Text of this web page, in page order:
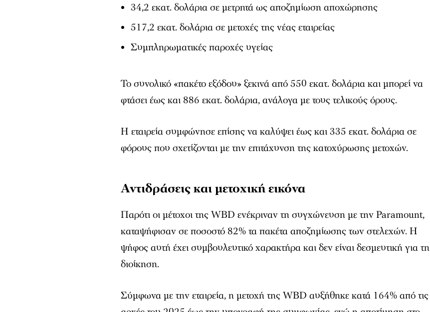
34,2 εκατ. δολάρια σε μετρητά ως αποζημίωση αποχώρησης
517,2 εκατ. δολάρια σε μετοχές της νέας εταιρείας
Συμπληρωματικές παροχές υγείας
Το συνολικό «πακέτο εξόδου» ξεκινά από 550 εκατ. δολάρια και μπορεί να
φτάσει έως και 886 εκατ. δολάρια, ανάλογα με τους τελικούς όρους.
Η εταιρεία συμφώνησε επίσης να καλύψει έως και 335 εκατ. δολάρια σε
φόρους που σχετίζονται με την επιτάχυνση της κατοχύρωσης μετοχών.
Αντιδράσεις και μετοχική εικόνα
Παρότι οι μέτοχοι της WBD ενέκριναν τη συγχώνευση με την Paramount,
καταψήφισαν σε ποσοστό 82% τα πακέτα αποζημίωσης των στελεχών. Η
ψήφος αυτή έχει συμβουλευτικό χαρακτήρα και δεν είναι δεσμευτική για τη
διοίκηση.
Σύμφωνα με την εταιρεία, η μετοχή της WBD αυξήθηκε κατά 164% από τις